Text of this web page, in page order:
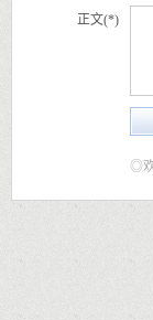
正文(*)
◎欢